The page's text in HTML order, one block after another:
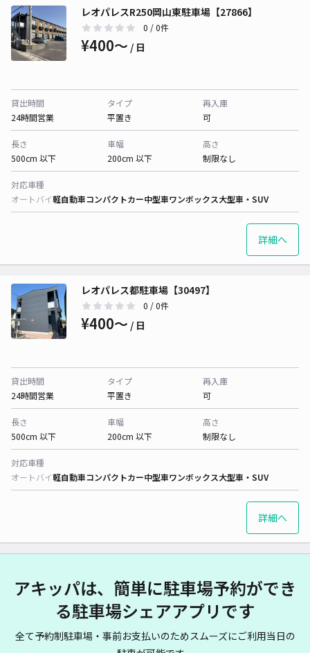
レオパレスR250岡山東駐車場【27866】
0 / 0件
¥400〜 / 日
貸出時間
24時間営業
タイプ
平置き
再入庫
可
長さ
500cm 以下
車幅
200cm 以下
高さ
制限なし
対応車種
オートバイ軽自動車コンパクトカー中型車ワンボックス大型車・SUV
詳細へ
レオパレス都駐車場【30497】
0 / 0件
¥400〜 / 日
貸出時間
24時間営業
タイプ
平置き
再入庫
可
長さ
500cm 以下
車幅
200cm 以下
高さ
制限なし
対応車種
オートバイ軽自動車コンパクトカー中型車ワンボックス大型車・SUV
詳細へ
アキッパは、簡単に駐車場予約ができ
る駐車場シェアアプリです
全て予約制駐車場・事前お支払いのためスムーズにご利用当日の